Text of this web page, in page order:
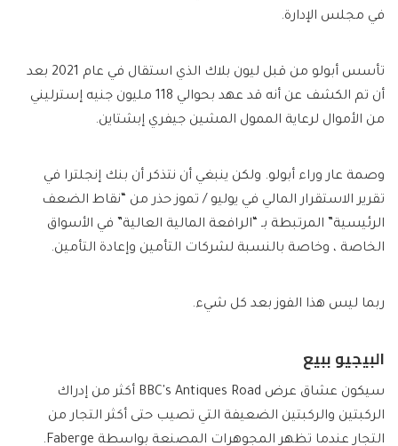
في مجلس الإدارة.
تأسس أبولو من قبل ليون بلاك الذي استقال في عام 2021 بعد
أن تم الكشف عن أنه قد عهد بحوالي 118 مليون جنيه إسترليني
من الأموال لرعاية الممول المشين جيفري إبشتاين.
وصمة عار وراء أبولو. ولكن ينبغي أن نتذكر أن بنك إنجلترا في
تقرير الاستقرار المالي في يوليو / تموز حذر من “نقاط الضعف
الرئيسية” المرتبطة بـ “الرافعة المالية العالية” في الأسواق
الخاصة ، وخاصة بالنسبة لشركات التأمين وإعادة التأمين.
ربما ليس هذا الفوز بعد كل شيء.
البيجيو ببيع
سيكون عشاق عرض BBC's Antiques Road أكثر من إدراك
الركبتين والركبتين الضعيفة التي تصيب حتى أكثر التجار من
التجار عندما تظهر المجوهرات المصنعة بواسطة Faberge.